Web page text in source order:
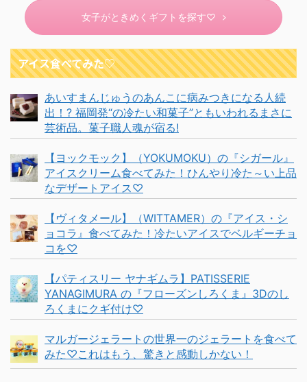
女子がときめくギフトを探す♡
アイス食べてみた♡
あいすまんじゅうのあんこに病みつきになる人続
出！? 福岡発“の冷たい和菓子”ともいわれるまさに
芸術品。菓子職人魂が宿る!
【ヨックモック】（YOKUMOKU）の『シガール』
アイスクリーム食べてみた！ひんやり冷た～い上品
なデザートアイス♡
【ヴィタメール】（WITTAMER）の『アイス・シ
ョコラ』食べてみた！冷たいアイスでベルギーチョ
コを♡
【パティスリー ヤナギムラ】PATISSERIE
YANAGIMURA の『フローズンしろくま』3Dのし
ろくまにクギ付け♡
マルガージェラートの世界一のジェラートを食べて
みた♡これはもう、驚きと感動しかない！